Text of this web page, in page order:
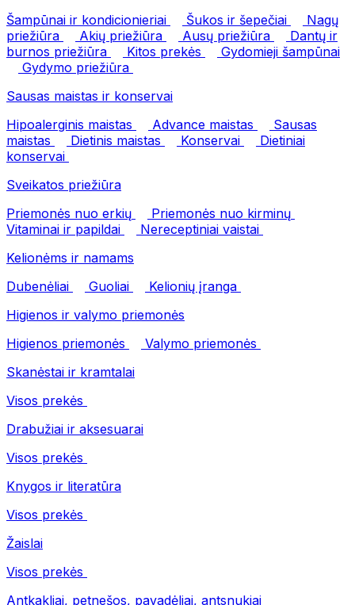
Šampūnai ir kondicionieriai
Šukos ir šepečiai
Nagų
priežiūra
Akių priežiūra Ausų priežiūra
Dantų ir
burnos priežiūra
Kitos prekės
Gydomieji šampūnai
Gydymo priežiūra
Sausas maistas ir konservai
Hipoalerginis maistas
Advance maistas
Sausas
maistas
Dietinis maistas Konservai
Dietiniai
konservai
Sveikatos priežiūra
Priemonės nuo erkių
Priemonės nuo kirminų
Vitaminai ir papildai
Nereceptiniai vaistai
Kelionėms ir namams
Dubenėliai
Guoliai
Kelionių įranga
Higienos ir valymo priemonės
Higienos priemonės
Valymo priemonės
Skanėstai ir kramtalai
Visos prekės
Drabužiai ir aksesuarai
Visos prekės
Knygos ir literatūra
Visos prekės
Žaislai
Visos prekės
Antkakliai, petnešos, pavadėliai, antsnukiai